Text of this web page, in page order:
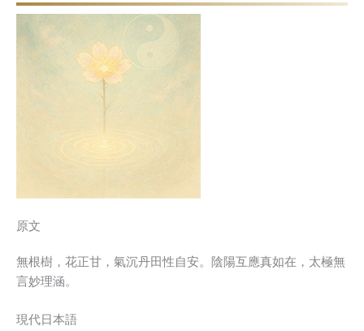
原文
無根樹，花正甘，氣沉丹田性自安。陰陽互應真如在，太極無
言妙理涵。
現代日本語